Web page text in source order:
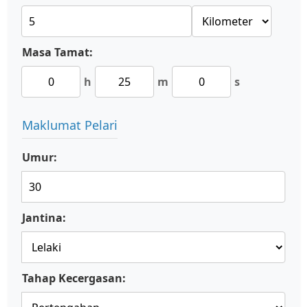
Masa Tamat:
h
m s
Maklumat Pelari
Umur:
Jantina:
Tahap Kecergasan: